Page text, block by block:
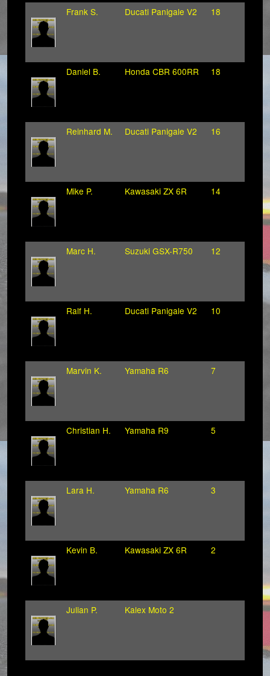
Frank S. Ducati Panigale V2 18
Daniel B. Honda CBR 600RR 18
Reinhard M. Ducati Panigale V2 16
Mike P. Kawasaki ZX 6R 14
Marc H. Suzuki GSX-R750 12
Ralf H. Ducati Panigale V2 10
Marvin K. Yamaha R6 7
Christian H. Yamaha R9 5
Lara H. Yamaha R6 3
Kevin B. Kawasaki ZX 6R 2
Julian P. Kalex Moto 2